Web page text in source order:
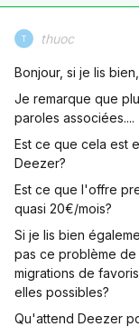
T thuoc
Bonjour, si je lis
Je remarque que
paroles associées....
Est ce que cela est
Deezer?
Est ce que l'offre
quasi 20€/mois?
Si je lis bien
pas ce problème
migrations de
elles possibles?
Qu'attend Deezer